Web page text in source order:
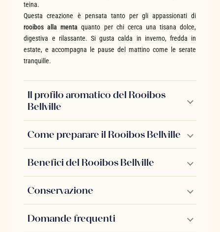
teina.
Questa creazione è pensata tanto per gli appassionati di
rooibos alla menta quanto per chi cerca una tisana dolce,
digestiva e rilassante. Si gusta calda in inverno, fredda in
estate, e accompagna le pause del mattino come le serate
tranquille.
Il profilo aromatico del Rooibos
Bellville
Come preparare il Rooibos Bellville
Benefici del Rooibos Bellville
Conservazione
Domande frequenti